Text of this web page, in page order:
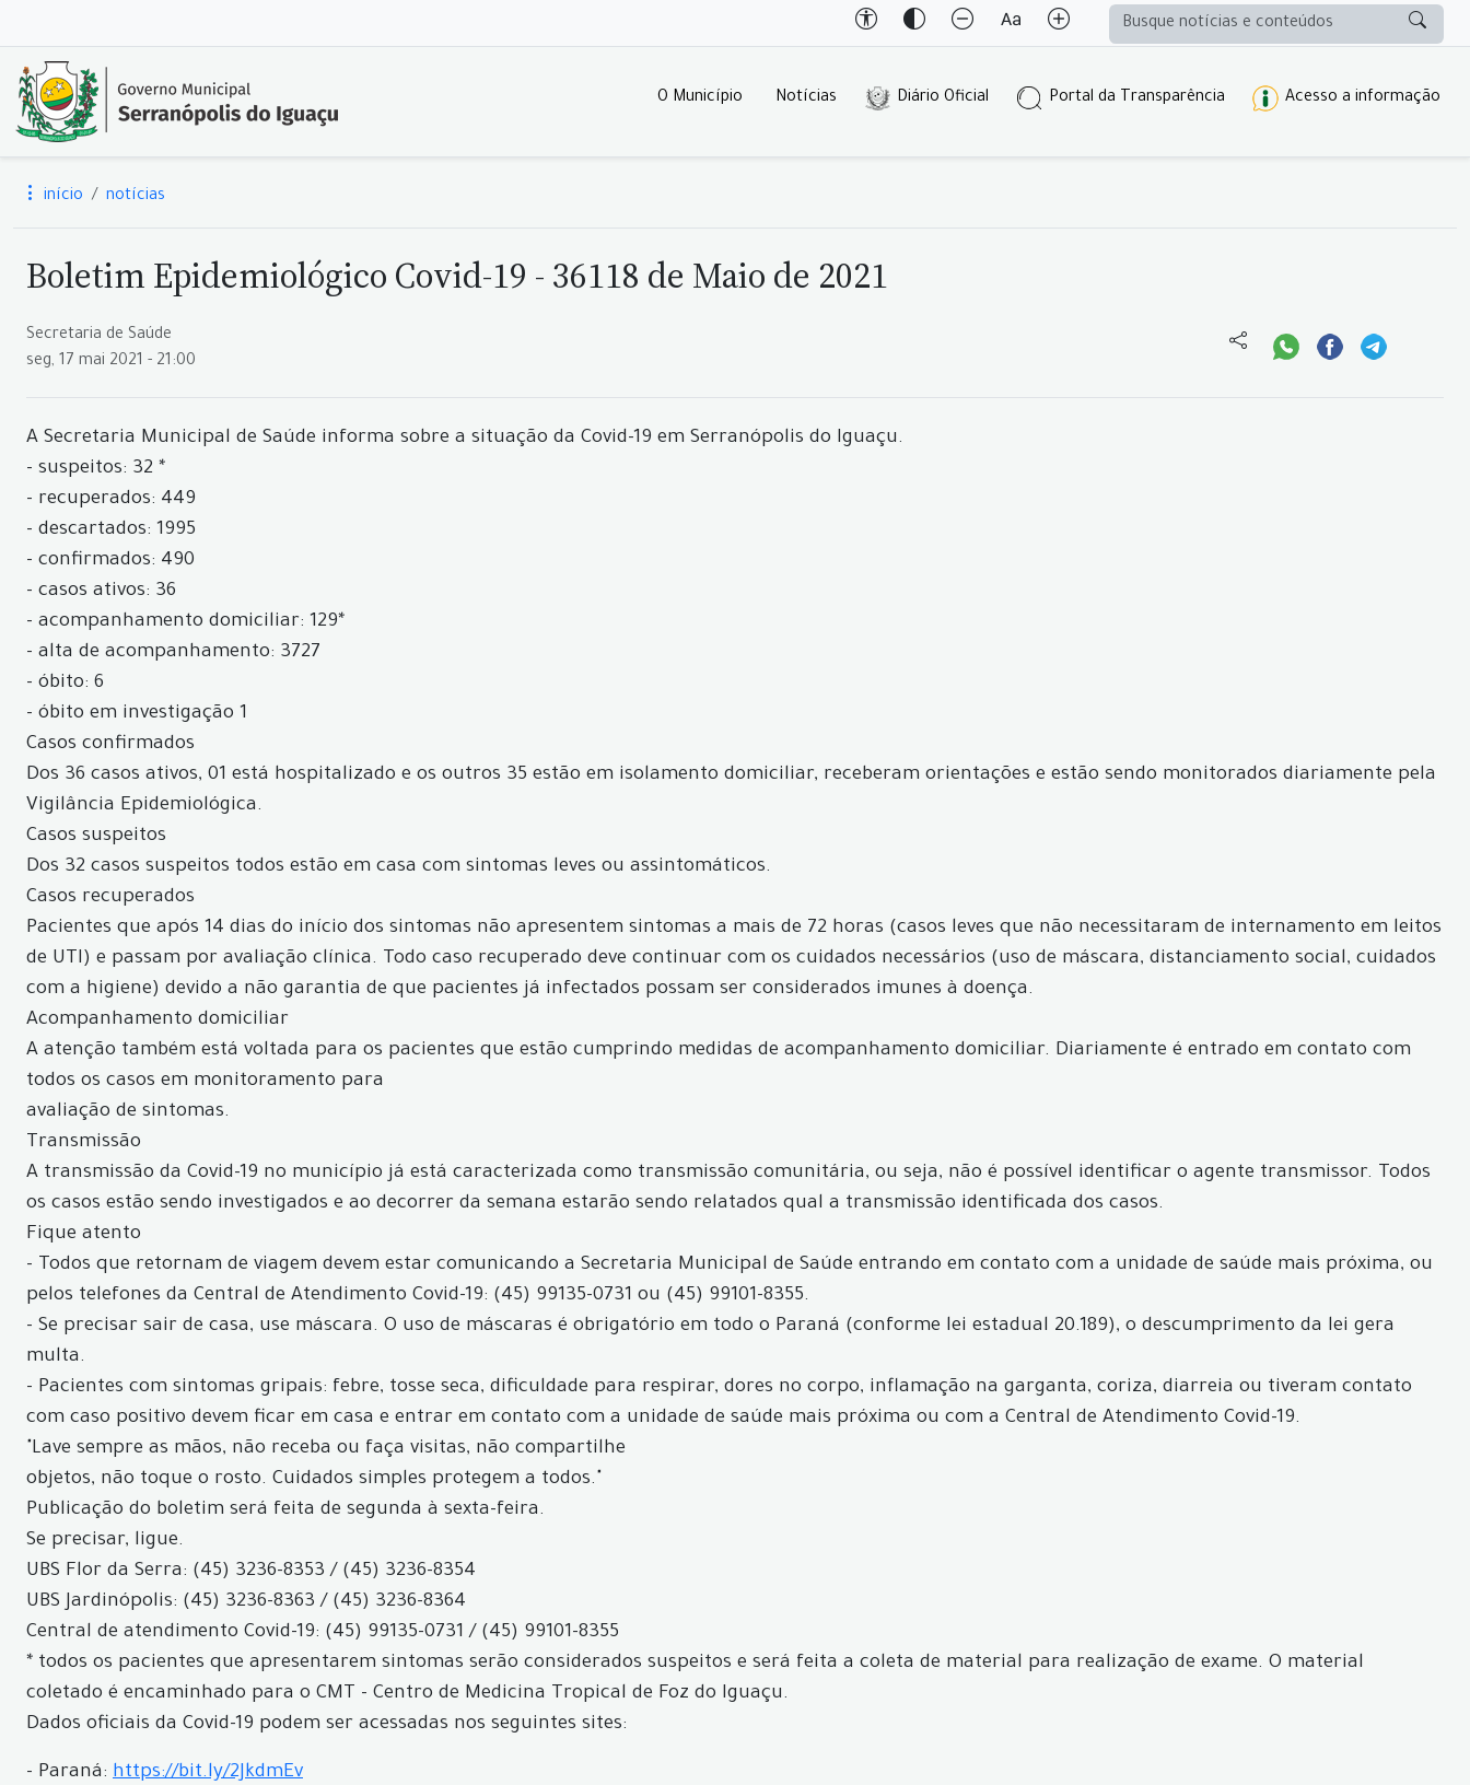
O Município Notícias Diário Oficial Portal da Transparência Acesso a informação
início notícias
Boletim Epidemiológico Covid-19 - 36118 de Maio de 2021
Secretaria de Saúde
seg, 17 mai 2021 - 21:00
A Secretaria Municipal de Saúde informa sobre a situação da Covid-19 em Serranópolis do Iguaçu.
- suspeitos: 32 *
- recuperados: 449
- descartados: 1995
- confirmados: 490
- casos ativos: 36
- acompanhamento domiciliar: 129*
- alta de acompanhamento: 3727
- óbito: 6
- óbito em investigação 1
Casos confirmados
Dos 36 casos ativos, 01 está hospitalizado e os outros 35 estão em isolamento domiciliar, receberam orientações e estão sendo monitorados diariamente pela
Vigilância Epidemiológica.
Casos suspeitos
Dos 32 casos suspeitos todos estão em casa com sintomas leves ou assintomáticos.
Casos recuperados
Pacientes que após 14 dias do início dos sintomas não apresentem sintomas a mais de 72 horas (casos leves que não necessitaram de internamento em leitos
de UTI) e passam por avaliação clínica. Todo caso recuperado deve continuar com os cuidados necessários (uso de máscara, distanciamento social, cuidados
com a higiene) devido a não garantia de que pacientes já infectados possam ser considerados imunes à doença.
Acompanhamento domiciliar
A atenção também está voltada para os pacientes que estão cumprindo medidas de acompanhamento domiciliar. Diariamente é entrado em contato com
todos os casos em monitoramento para
avaliação de sintomas.
Transmissão
A transmissão da Covid-19 no município já está caracterizada como transmissão comunitária, ou seja, não é possível identificar o agente transmissor. Todos
os casos estão sendo investigados e ao decorrer da semana estarão sendo relatados qual a transmissão identificada dos casos.
Fique atento
- Todos que retornam de viagem devem estar comunicando a Secretaria Municipal de Saúde entrando em contato com a unidade de saúde mais próxima, ou
pelos telefones da Central de Atendimento Covid-19: (45) 99135-0731 ou (45) 99101-8355.
- Se precisar sair de casa, use máscara. O uso de máscaras é obrigatório em todo o Paraná (conforme lei estadual 20.189), o descumprimento da lei gera
multa.
- Pacientes com sintomas gripais: febre, tosse seca, dificuldade para respirar, dores no corpo, inflamação na garganta, coriza, diarreia ou tiveram contato
com caso positivo devem ficar em casa e entrar em contato com a unidade de saúde mais próxima ou com a Central de Atendimento Covid-19.
"Lave sempre as mãos, não receba ou faça visitas, não compartilhe
objetos, não toque o rosto. Cuidados simples protegem a todos."
Publicação do boletim será feita de segunda à sexta-feira.
Se precisar, ligue.
UBS Flor da Serra: (45) 3236-8353 / (45) 3236-8354
UBS Jardinópolis: (45) 3236-8363 / (45) 3236-8364
Central de atendimento Covid-19: (45) 99135-0731 / (45) 99101-8355
* todos os pacientes que apresentarem sintomas serão considerados suspeitos e será feita a coleta de material para realização de exame. O material
coletado é encaminhado para o CMT - Centro de Medicina Tropical de Foz do Iguaçu.
Dados oficiais da Covid-19 podem ser acessadas nos seguintes sites:
- Paraná: https://bit.ly/2JkdmEv